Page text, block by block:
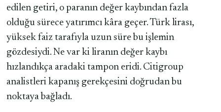
edilen getiri, o paranın değer kaybından fazla
olduğu sürece yatırımcı kâra geçer. Türk lirası,
yüksek faiz tarafıyla uzun süre bu işlemin
gözdesiydi. Ne var ki liranın değer kaybı
hızlandıkça aradaki tampon eridi. Citigroup
analistleri kapanış gerekçesini doğrudan bu
noktaya bağladı.